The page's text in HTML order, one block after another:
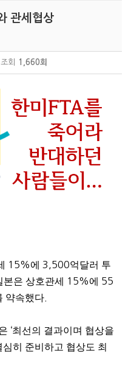
관세협상
조회 1,660회
15%에3,500억달러 투
은 상호관세 15%에 55
약속했다
‘최선의 결과이며 협상을
심히 준비하고 협상도 최